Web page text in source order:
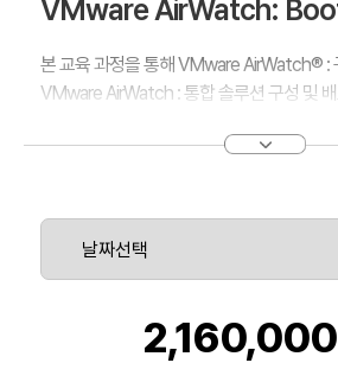
VMware AirWatch:
본 교육 과정을 통해 VMware AirWatch® :
VMware AirWatch : 통합 솔루션 구성 및
데 필요한 기본 기술을 배우지 않고
AirWatch를 엔터프라이즈 리소스와 통합하
2,160,000